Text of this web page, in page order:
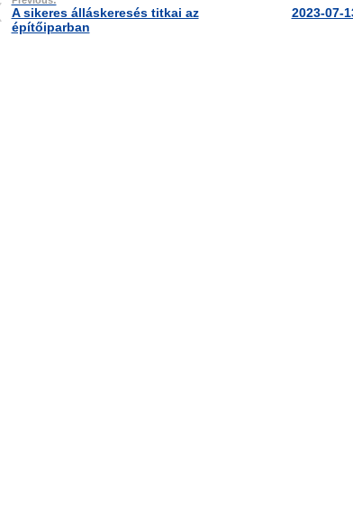
A sikeres álláskeresés titkai az
építőiparban
2023-07-